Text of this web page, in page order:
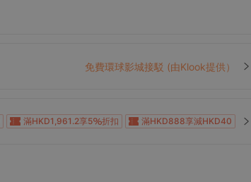
免費環球影城接駁 (由Klook提供）
滿HKD888享減HKD40
滿HKD1,961.2享5 折扣